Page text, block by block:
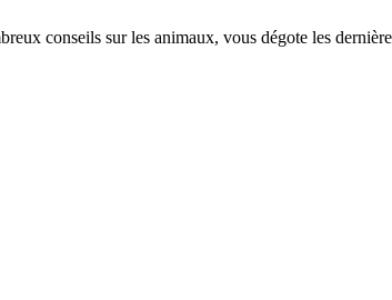
conseils sur les animaux, vous dégote les